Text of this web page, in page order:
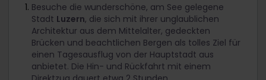
Besuche die wunderschöne, am See gelegene
Stadt Luzern, die sich mit ihrer unglaublichen
Architektur aus dem Mittelalter, gedeckten
Brücken und beachtlichen Bergen als tolles Ziel für
einen Tagesausflug von der Hauptstadt aus
anbietet. Die Hin- und Rückfahrt mit einem